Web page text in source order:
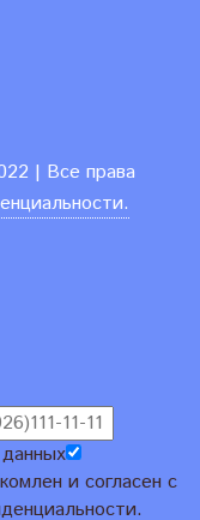
| Все права
и согласен с
.